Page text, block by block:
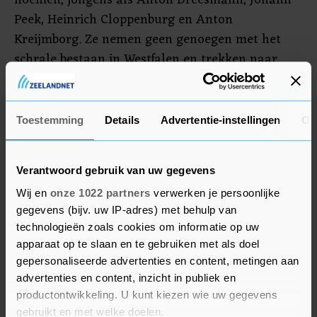
Toestemming Details Advertentie-instellingen
Verantwoord gebruik van uw gegevens
Wij en onze 1022 partners verwerken je persoonlijke
gegevens (bijv. uw IP-adres) met behulp van
technologieën zoals cookies om informatie op uw
apparaat op te slaan en te gebruiken met als doel
gepersonaliseerde advertenties en content, metingen aan
advertenties en content, inzicht in publiek en
productontwikkeling. U kunt kiezen wie uw gegevens
gebruikt en met welke doelen.
Peek, Heinrich Cloppenburg en Anton
Kreijmborg. Ze nemen geen genoegen met het
schrale bestaan in Westfalen en trekken naar
Nederland om hun geld te verdienen met de
handel in hoeden en petten en dameskorsetten.
Met de mode en nouveautés die ze introduceren
geven zij ons land een frivoliteit die lang had
massaconsumptie.’
Drogisterij
Ook Heinrich Bokern trekt in 1870 naar
Nederland en begint een keten van
manufacturenzaken. Gaandeweg slaat de sector
die hij zelf heeft helpen opbouwen, een richting in